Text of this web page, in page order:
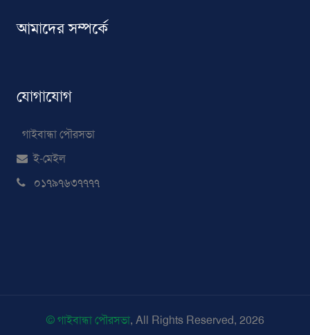
আমাদের সম্পর্কে
যোগাযোগ
গাইবান্ধা পৌরসভা
ই-মেইল
০১৭৯৭৬৩৭৭৭৭
© গাইবান্ধা পৌরসভা, All Rights Reserved, 2026